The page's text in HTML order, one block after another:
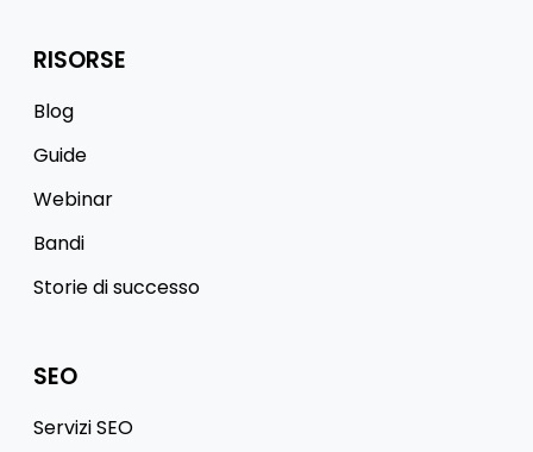
RISORSE
Blog
Guide
Webinar
Bandi
Storie di successo
SEO
Servizi SEO